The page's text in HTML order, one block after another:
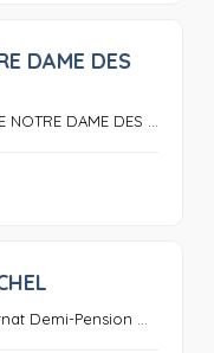
0
DAME DES
NOTRE DAME DES ...
Demi-Pension ...